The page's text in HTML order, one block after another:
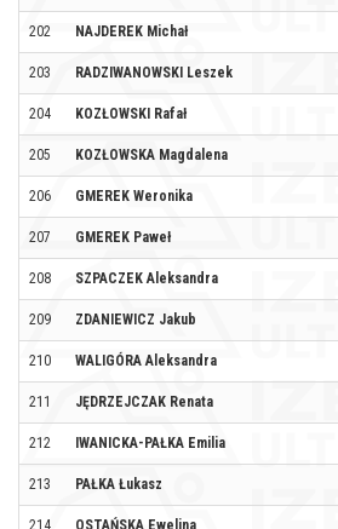
202 NAJDEREK Michał
203 RADZIWANOWSKI Leszek
204 KOZŁOWSKI Rafał
205 KOZŁOWSKA Magdalena
206 GMEREK Weronika
207 GMEREK Paweł
208 SZPACZEK Aleksandra
209 ZDANIEWICZ Jakub
210 WALIGÓRA Aleksandra
211 JĘDRZEJCZAK Renata
212 IWANICKA-PAŁKA Emilia
213 PAŁKA Łukasz
214 OSTAŃSKA Ewelina